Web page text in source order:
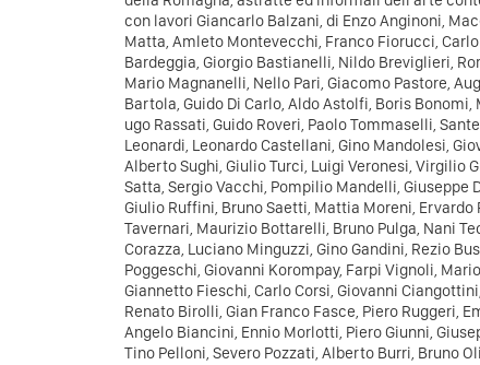
con lavori Giancarlo Balzani, di Enzo Anginoni,
Matta, Amleto Montevecchi, Franco Fiorucci,
Bardeggia, Giorgio Bastianelli, Nildo Breviglieri,
Mario Magnanelli, Nello Pari, Giacomo Pastore,
Bartola, Guido Di Carlo, Aldo Astolfi, Boris
ugo Rassati, Guido Roveri, Paolo Tommaselli,
Leonardi, Leonardo Castellani, Gino Mandolesi,
Alberto Sughi, Giulio Turci, Luigi Veronesi, Virgilio
Satta, Sergio Vacchi, Pompilio Mandelli, Giuseppe
Giulio Ruffini, Bruno Saetti, Mattia Moreni,
Tavernari, Maurizio Bottarelli, Bruno Pulga, Nani
Corazza, Luciano Minguzzi, Gino Gandini, Rezio
Poggeschi, Giovanni Korompay, Farpi Vignoli,
Giannetto Fieschi, Carlo Corsi, Giovanni
Renato Birolli, Gian Franco Fasce, Piero Ruggeri,
Angelo Biancini, Ennio Morlotti, Piero Giunni,
Tino Pelloni, Severo Pozzati, Alberto Burri, Bruno